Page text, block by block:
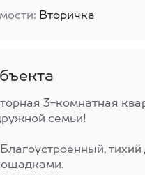
Вторичка
3-комнатная
семьи!